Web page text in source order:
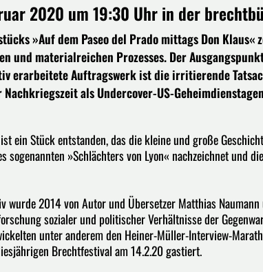
2020 um 19:30 Uhr in der
»Auf dem Paseo del Prado mittags Don Klaus«
und materialreichen Prozesses. Der
erarbeitete Auftragswerk ist die irritierende
als Undercover-US-
ein Stück entstanden, das die kleine und große
»Schlächters von Lyon« nachzeichnet und
2014 von Autor und Übersetzer Matthias Naumann
sozialer und politischer Verhältnisse der
unter anderem den Heiner-Müller-Interview-
Brechtfestival am 14.2.20 gastiert.